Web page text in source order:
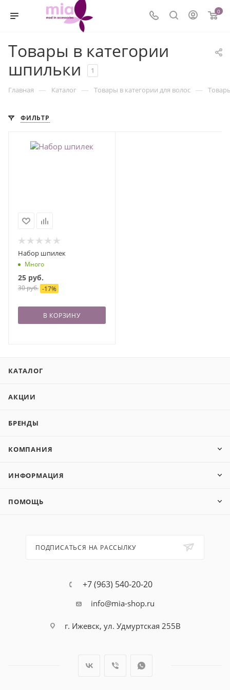
0
Товары в категории
шпильки
1
Главная — Каталог — Товары в категории для волос —
ФИЛЬТР
Набор шпилек
Много
25 руб.
30руб. -17%
В КОРЗИНУ
КАТАЛОГ
АКЦИИ
БРЕНДЫ
КОМПАНИЯ
ИНФОРМАЦИЯ
ПОМОЩЬ
ПОДПИСАТЬСЯ НА РАССЫЛКУ
+7 (963) 540-20-20
info@mia-shop.ru
г. Ижевск, ул. Удмуртская 255В